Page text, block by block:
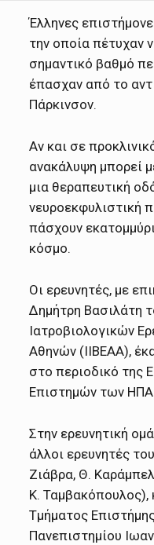
Έλληνες
την οποία πέτυχαν
σημαντικό βαθμό
έπασχαν από το
Πάρκινσον.
Αν και σε
ανακάλυψη μπορεί
μια θεραπευτική
νευροεκφυλιστική
πάσχουν
κόσμο.
Οι ερευνητές, με
Δημήτρη Βασιλάτη
Ιατροβιολογικών
Αθηνών (ΙΙΒΕΑΑ),
στο περιοδικό της
Επιστημών των ΗΠΑ
Στην ερευνητική
άλλοι ερευνητές
Ζιάβρα, Θ.
Κ. Ταμβακόπουλος),
Τμήματος
Πανεπιστημίου